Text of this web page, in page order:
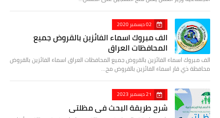
02 ديسمبر 2020
الف مبروك اسماء الفائزين بالقروض جميع
المحافظات العراق
الف مبروك اسماء الفائزين بالقروض جميع المحافظات العراق اسماء الفائزين بالقروض
محافظة ذي قار اسماء الفائزين بالقروض مح…
21 ديسمبر 2023
شرح طريقة البحث في مظلتي